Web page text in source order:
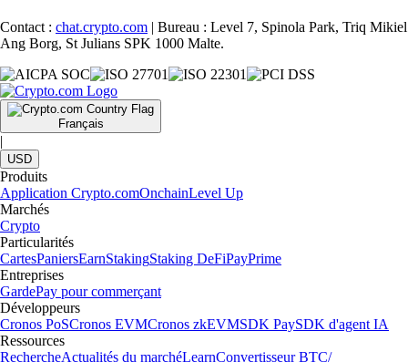
Contact : chat.crypto.com | Bureau : Level 7, Spinola Park, Triq Mikiel
Ang Borg, St Julians SPK 1000 Malte.
Français
|
USD
Produits
Application Crypto.comOnchainLevel Up
Marchés
Crypto
Particularités
CartesPaniersEarnStakingStaking DeFiPayPrime
Entreprises
GardePay pour commerçant
Développeurs
Cronos PoSCronos EVMCronos zkEVMSDK PaySDK d'agent IA
Ressources
RechercheActualités du marchéLearnConvertisseur BTC/